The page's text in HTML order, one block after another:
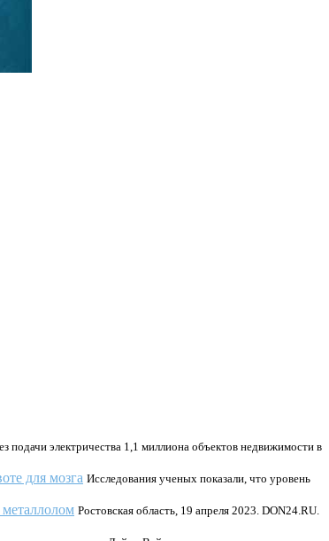
подачи электричества 1,1 миллиона объектов недвижимости в
для мозга Исследования ученых показали, что уровень
Ростовская область, 19 апреля 2023. DON24.RU.